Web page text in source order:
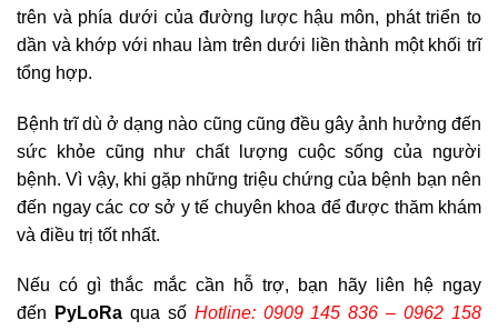
trên và phía dưới của đường lược hậu môn, phát triển to
dần và khớp với nhau làm trên dưới liền thành một khối trĩ
tổng hợp.
Bệnh trĩ dù ở dạng nào cũng cũng đều gây ảnh hưởng đến
sức khỏe cũng như chất lượng cuộc sống của người
bệnh. Vì vậy, khi gặp những triệu chứng của bệnh bạn nên
đến ngay các cơ sở y tế chuyên khoa để được thăm khám
và điều trị tốt nhất.
Nếu có gì thắc mắc cần hỗ trợ, bạn hãy liên hệ ngay
đến PyLoRaqua số Hotline: 0909 145 836 – 0962 158